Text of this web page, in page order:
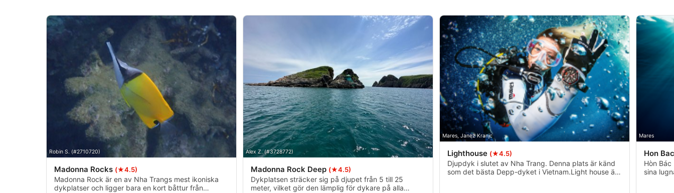
Robin S. (#2710720)
Madonna Rocks (★4.5)
Madonna Rock är en av Nha Trangs mest ikoniska
dykplatser och ligger bara en kort båttur från
Alex Z. (#3728772)
Madonna Rock Deep (★4.5)
Dykplatsen sträcker sig på djupet från 5 till 25
meter, vilket gör den lämplig för dykare på alla
Mares, Janez Kranjc
Lighthouse (★4.5)
Djupdyk i slutet av Nha Trang. Denna plats är känd
som det bästa Depp-dyket i Vietnam.Light house är
Mares
Hon
Hòn
sina